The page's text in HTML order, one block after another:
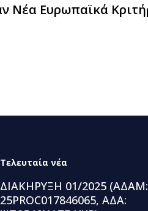
Τελευταία νέα
ΔΙΑΚΗΡΥΞΗ 01/2025 (ΑΔΑΜ:
25PROC017846065, ΑΔΑ: